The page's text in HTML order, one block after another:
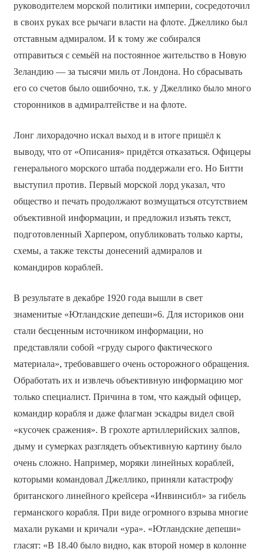
руководителем морской политики империи, сосредоточил
в своих руках все рычаги власти на флоте. Джеллико был
отставным адмиралом. И к тому же собирался
отправиться с семьёй на постоянное жительство в Новую
Зеландию — за тысячи миль от Лондона. Но сбрасывать
его со счетов было ошибочно, т.к. у Джеллико было много
сторонников в адмиралтействе и на флоте.
Лонг лихорадочно искал выход и в итоге пришёл к
выводу, что от «Описания» придётся отказаться. Офицеры
генерального морского штаба поддержали его. Но Битти
выступил против. Первый морской лорд указал, что
общество и печать продолжают возмущаться отсутствием
объективной информации, и предложил изъять текст,
подготовленный Харпером, опубликовать только карты,
схемы, а также тексты донесений адмиралов и
командиров кораблей.
В результате в декабре 1920 года вышли в свет
знаменитые «Ютландские депеши»6. Для историков они
стали бесценным источником информации, но
представляли собой «груду сырого фактического
материала», требовавшего очень осторожного обращения.
Обработать их и извлечь объективную информацию мог
только специалист. Причина в том, что каждый офицер,
командир корабля и даже флагман эскадры видел свой
«кусочек сражения». В грохоте артиллерийских залпов,
дыму и сумерках разглядеть объективную картину было
очень сложно. Например, моряки линейных кораблей,
которыми командовал Джеллико, приняли катастрофу
британского линейного крейсера «Инвинсибл» за гибель
германского корабля. При виде огромного взрыва многие
махали руками и кричали «ура». «Ютландские депеши»
гласят: «В 18.40 было видно, как второй номер в колонне